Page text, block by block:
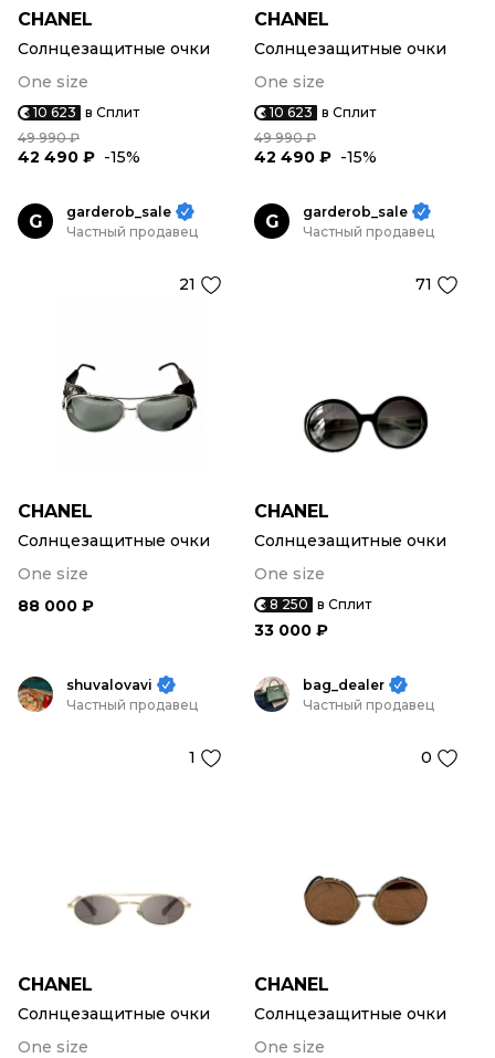
CHANEL
Солнцезащитные очки
One size
10 623 в Сплит
49 990 ₽
42 490 ₽ -15%
CHANEL
Солнцезащитные очки
One size
10 623 в Сплит
49 990 ₽
42 490 ₽ -15%
G
garderob_sale
Частный продавец
21
CHANEL
Солнцезащитные очки
One size
88 000 ₽
G
garderob_sale
Частный продавец
71
CHANEL
Солнцезащитные очки
One size
8 250 в Сплит
33 000 ₽
shuvalovavi
Частный продавец
1
CHANEL
Солнцезащитные очки
One size
bag_dealer
Частный продавец
0
CHANEL
Солнцезащитные очки
One size